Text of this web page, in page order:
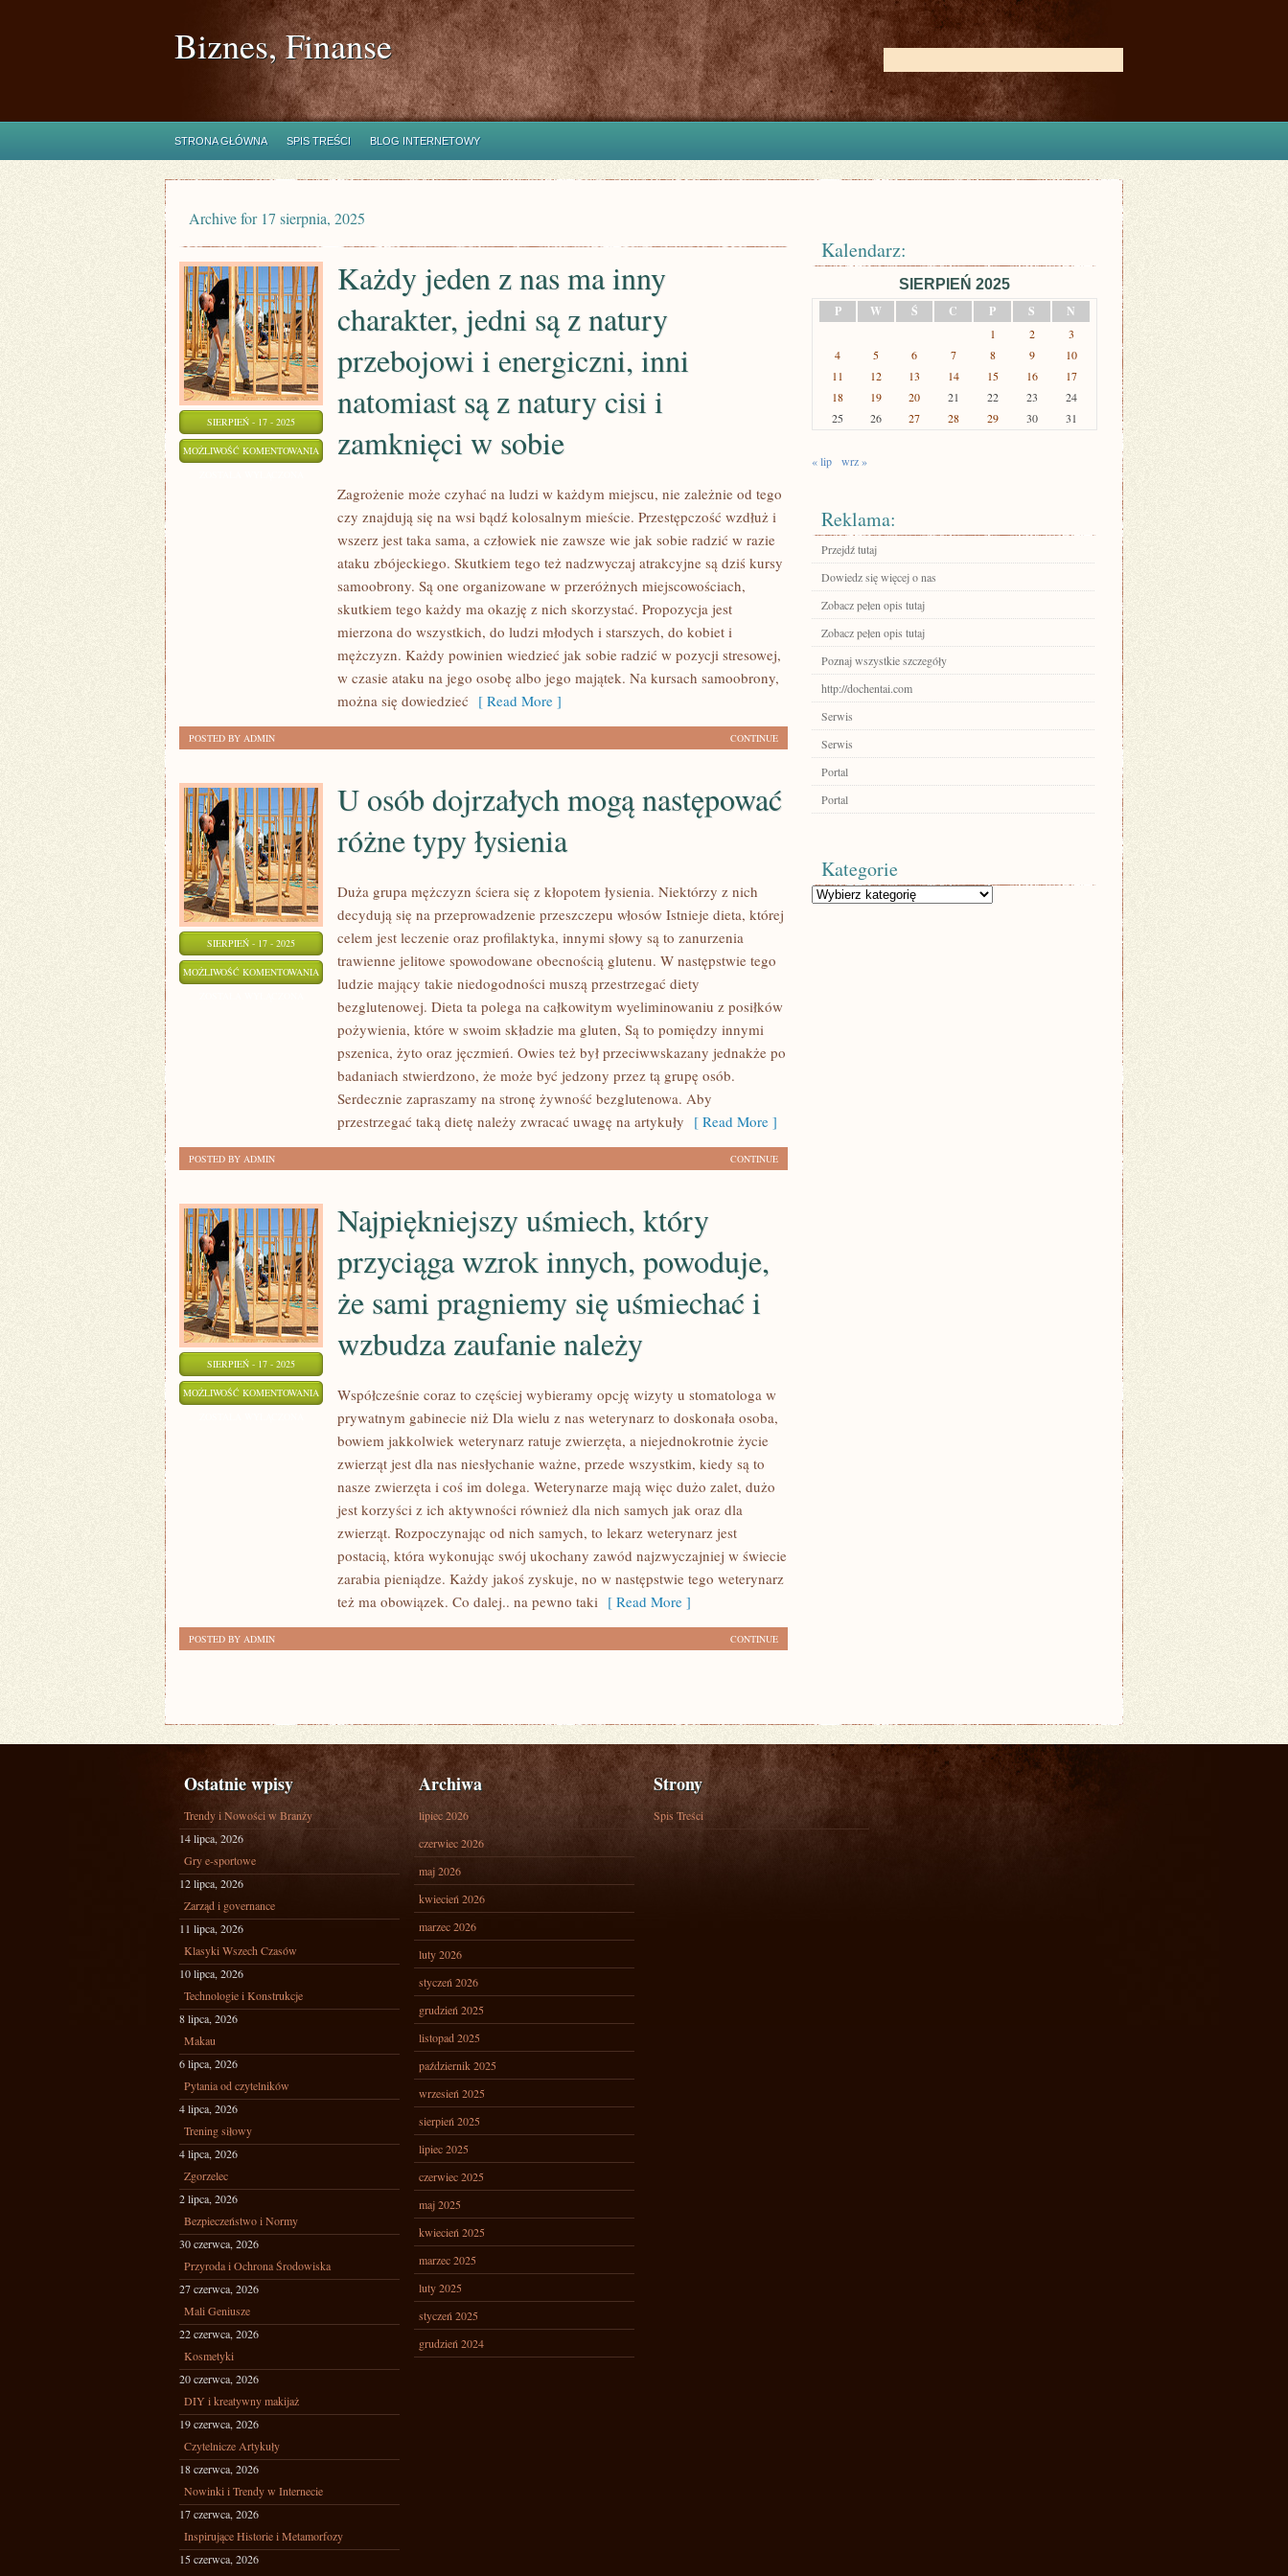
Biznes, Finanse
STRONA GŁÓWNA SPIS TREŚCI BLOG INTERNETOWY
Archive for 17 sierpnia, 2025
SIERPIEŃ - 17 - 2025
MOŻLIWOŚĆ KOMENTOWANIA KAŻDY
INNY
CHARAKTER,
JEDNI
INNI
NATOMIAST
I
ZAMKNIĘCI
W
SOBIE
Każdy jeden z nas ma inny
charakter, jedni są z natury
przebojowi i energiczni, inni
natomiast są z natury cisi i
zamknięci w sobie
Zagrożenie może czyhać na ludzi w każdym miejscu, nie zależnie od tego
czy znajdują się na wsi bądź kolosalnym mieście. Przestępczość wzdłuż i
wszerz jest taka sama, a człowiek nie zawsze wie jak sobie radzić w razie
ataku zbójeckiego. Skutkiem tego też nadzwyczaj atrakcyjne są dziś kursy
samoobrony. Są one organizowane w przeróżnych miejscowościach,
skutkiem tego każdy ma okazję z nich skorzystać. Propozycja jest
mierzona do wszystkich, do ludzi młodych i starszych, do kobiet i
mężczyzn. Każdy powinien wiedzieć jak sobie radzić w pozycji stresowej,
w czasie ataku na jego osobę albo jego majątek. Na kursach samoobrony,
można się dowiedzieć [ Read More ]
CONTINUE
POSTED BY ADMIN
SIERPIEŃ - 17 - 2025
MOŻLIWOŚĆ KOMENTOWANIA
DOJRZAŁYCH
U osób dojrzałych mogą następować
różne typy łysienia
Duża grupa mężczyzn ściera się z kłopotem łysienia. Niektórzy z nich
decydują się na przeprowadzenie przeszczepu włosów Istnieje dieta, której
celem jest leczenie oraz profilaktyka, innymi słowy są to zanurzenia
trawienne jelitowe spowodowane obecnością glutenu. W następstwie tego
ludzie mający takie niedogodności muszą przestrzegać diety
bezglutenowej. Dieta ta polega na całkowitym wyeliminowaniu z posiłków
pożywienia, które w swoim składzie ma gluten, Są to pomiędzy innymi
pszenica, żyto oraz jęczmień. Owies też był przeciwwskazany jednakże po
badaniach stwierdzono, że może być jedzony przez tą grupę osób.
Serdecznie zapraszamy na stronę żywność bezglutenowa. Aby
przestrzegać taką dietę należy zwracać uwagę na artykuły [ Read More ]
CONTINUE
POSTED BY ADMIN
SIERPIEŃ - 17 - 2025
MOŻLIWOŚĆ KOMENTOWANIA NAJPIĘKNIEJSZY
UŚMIECH,
KTÓRY
PRZYCIĄGA
WZROK
INNYCH,
POWODUJE,
SAMI
PRAGNIEMY
SIĘ
ZAUFANIE
NALEŻY
Najpiękniejszy uśmiech, który
przyciąga wzrok innych, powoduje,
że sami pragniemy się uśmiechać i
wzbudza zaufanie należy
Współcześnie coraz to częściej wybieramy opcję wizyty u stomatologa w
prywatnym gabinecie niż Dla wielu z nas weterynarz to doskonała osoba,
bowiem jakkolwiek weterynarz ratuje zwierzęta, a niejednokrotnie życie
zwierząt jest dla nas niesłychanie ważne, przede wszystkim, kiedy są to
nasze zwierzęta i coś im dolega. Weterynarze mają więc dużo zalet, dużo
jest korzyści z ich aktywności również dla nich samych jak oraz dla
zwierząt. Rozpoczynając od nich samych, to lekarz weterynarz jest
postacią, która wykonując swój ukochany zawód najzwyczajniej w świecie
zarabia pieniądze. Każdy jakoś zyskuje, no w następstwie tego weterynarz
też ma obowiązek. Co dalej.. na pewno taki [ Read More ]
CONTINUE
POSTED BY ADMIN
Kalendarz:
SIERPIEŃ 2025
P
W Ś C P S N
1 2
3
4
5 6 7 8 9
10
11
12 13 14 15 16
17
18
19 20 21 22 23
24
25
26 27 28 29 30 31
« lip wrz »
Reklama:
Przejdź tutaj
Dowiedz się więcej o nas
Zobacz pełen opis tutaj
Zobacz pełen opis tutaj
Poznaj wszystkie szczegóły
http://dochentai.com
Serwis
Serwis
Portal
Portal
Kategorie
Kategorie
Ostatnie wpisy
Trendy i Nowości w Branży
14 lipca, 2026
Gry e-sportowe
12 lipca, 2026
Zarząd i governance
11 lipca, 2026
Klasyki Wszech Czasów
10 lipca, 2026
Technologie i Konstrukcje
8 lipca, 2026
Makau
6 lipca, 2026
Pytania od czytelników
4 lipca, 2026
Trening siłowy
4 lipca, 2026
Zgorzelec
2 lipca, 2026
Bezpieczeństwo i Normy
30 czerwca, 2026
Przyroda i Ochrona Środowiska
27 czerwca, 2026
Mali Geniusze
22 czerwca, 2026
Kosmetyki
20 czerwca, 2026
DIY i kreatywny makijaż
19 czerwca, 2026
Czytelnicze Artykuły
18 czerwca, 2026
Nowinki i Trendy w Internecie
17 czerwca, 2026
Inspirujące Historie i Metamorfozy
15 czerwca, 2026
Archiwa
lipiec 2026
czerwiec 2026
maj 2026
kwiecień 2026
marzec 2026
luty 2026
styczeń 2026
grudzień 2025
listopad 2025
październik 2025
wrzesień 2025
sierpień 2025
lipiec 2025
czerwiec 2025
maj 2025
kwiecień 2025
marzec 2025
luty 2025
styczeń 2025
grudzień 2024
Strony
Spis Treści